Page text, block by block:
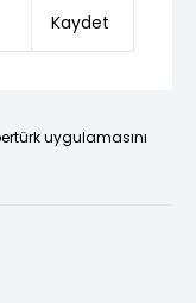
Kaydet
uygulamasını